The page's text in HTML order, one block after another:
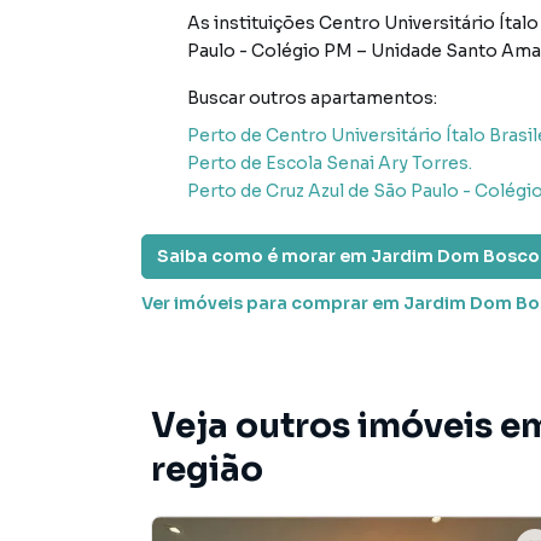
inovadoras para simplificar a relação de
imobiliário.
Anuncie seu imóvel! É fácil, rápido e gratuito!
imóveis em diversas cidades do Brasil,
Na Correteria Imóveis você consegue vender
imobiliárias tradicionais. Já vendemos e
Jardim Dom Bosco. Isso porque temos uma
campanhas específicas para São Paulo, o
também com um time de programadores,
As instituições Centro Universitário
Paulo - Colégio PM – Unidade Santo
Buscar outros apartamentos:
Perto de Centro Universitário Ítalo
Perto de Escola Senai Ary Torres.
Perto de Cruz Azul de São Paulo -
Saiba como é morar em Jardim Dom Bosco
Ver imóveis para comprar em Jardim Dom
Veja outros imóveis
região